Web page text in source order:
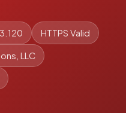
HTTPS Valid
LLC